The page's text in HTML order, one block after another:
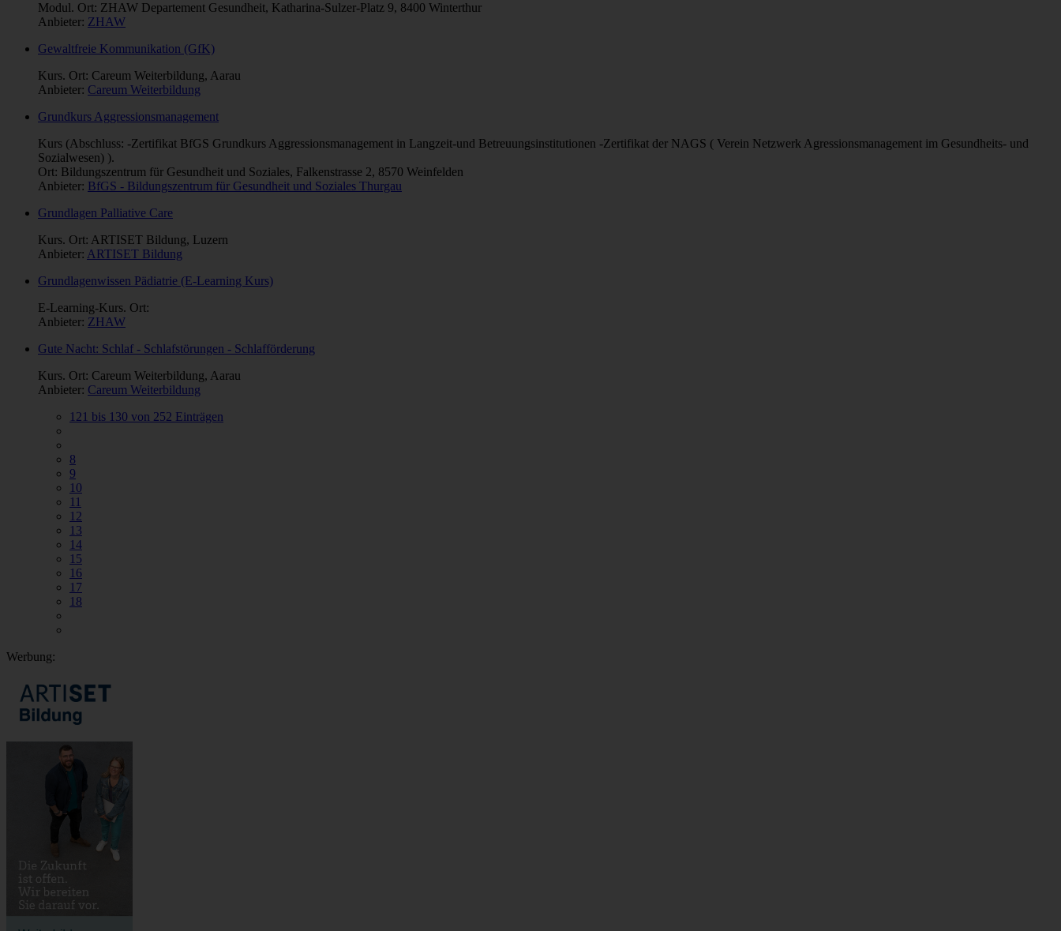
Modul. Ort: ZHAW Departement Gesundheit, Katharina-Sulzer-Platz 9, 8400 Winterthur
Anbieter: ZHAW
Gewaltfreie Kommunikation (GfK)
Kurs. Ort: Careum Weiterbildung, Aarau
Anbieter: Careum Weiterbildung
Grundkurs Aggressionsmanagement
Kurs (Abschluss: -Zertifikat BfGS Grundkurs Aggressionsmanagement in Langzeit-und Betreuungsinstitutionen -Zertifikat der NAGS ( Verein Netzwerk Agressionsmanagement im Gesundheits- und
Sozialwesen) ).
Ort: Bildungszentrum für Gesundheit und Soziales, Falkenstrasse 2, 8570 Weinfelden
Anbieter: BfGS - Bildungszentrum für Gesundheit und Soziales Thurgau
Grundlagen Palliative Care
Kurs. Ort: ARTISET Bildung, Luzern
Anbieter: ARTISET Bildung
Grundlagenwissen Pädiatrie (E-Learning Kurs)
E-Learning-Kurs. Ort:
Anbieter: ZHAW
Gute Nacht: Schlaf - Schlafstörungen - Schlafförderung
Kurs. Ort: Careum Weiterbildung, Aarau
Anbieter: Careum Weiterbildung
121 bis 130 von 252 Einträgen
8
9
10
11
12
13
14
15
16
17
18
Werbung: